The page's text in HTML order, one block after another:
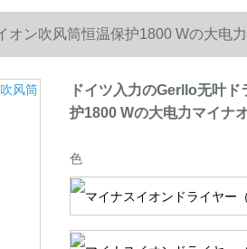
オン吹风筒恒温保护1800 Wの大电
ドイツ入力のGerllo无叶
护1800 Wの大电力マイナ
色